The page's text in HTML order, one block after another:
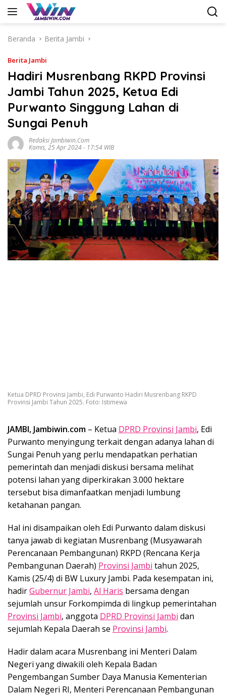
Langsung
Beranda
Berita Jambi
Berita Jambi
Hadiri Musrenbang RKPD Provinsi
Jambi Tahun 2025, Ketua Edi
Purwanto Singgung Lahan di
Sungai Penuh
Redaksi Jambiwin.com
Kamis, 25 Apr 2024 - 17:54 WIB
Ketua DPRD Provinsi Jambi, Edi Purwanto Hadiri Musrenbang RKPD
Provinsi Jambi Tahun 2025. Foto: Istimewa
JAMBI, Jambiwin.com – Ketua DPRD Provinsi Jambi, Edi
Purwanto menyingung terkait dengan adanya lahan di
Sungai Penuh yang perlu mendapatkan perhatian
pemerintah dan menjadi diskusi bersama melihat
potensi lahan yang diperkirakan 3.000 hektare
tersebut bisa dimanfaatkan menjadi lumbung
ketahanan pangan.
Hal ini disampaikan oleh Edi Purwanto dalam diskusi
tanya jawab di kegiatan Musrenbang (Musyawarah
Perencanaan Pembangunan) RKPD (Rencana Kerja
Pembangunan Daerah) Provinsi Jambi tahun 2025,
Kamis (25/4) di BW Luxury Jambi. Pada kesempatan ini,
hadirGubernur Jambi, Al Haris bersama dengan
sejumlah unsur Forkompimda di lingkup pemerintahan
Provinsi Jambi, anggota DPRD Provinsi Jambi dan
sejumlah Kepala Daerah se Provinsi Jambi.
Hadir dalam acara Musrenbang ini Menteri Dalam
Negeri yang diwakili oleh Kepala Badan
Pengembangan Sumber Daya Manusia Kementerian
Dalam Negeri RI, Menteri Perencanaan Pembangunan